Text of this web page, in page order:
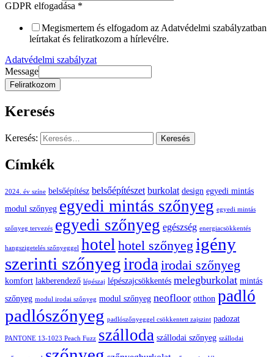
GDPR elfogadása *
Megismertem és elfogadom az Adatvédelmi szabályzatban
leírtakat és feliratkozom a hírlevélre.
Adatvédelmi szabályzat
Message
Feliratkozom
Keresés
Keresés:
Címkék
2024. év színe belsőépítész belsőépítészet burkolat design egyedi mintás
modul szőnyeg egyedi mintás szőnyeg egyedi mintás
szőnyeg tervezés egyedi szőnyeg egészség energiacsökkentés
hangszigetelés szőnyeggel hotel hotel szőnyeg igény
szerinti szőnyegirodairodai szőnyeg
komfort lakberendező lépészaj lépészajcsökkentés melegburkolat mintás
szőnyeg modul irodai szőnyeg modul szőnyeg neofloor otthon padló
padlószőnyeg padlószőnyeggel csökkentett zajszint padozat
PANTONE 13-1023 Peach Fuzz szálloda szállodai szőnyeg szállodai